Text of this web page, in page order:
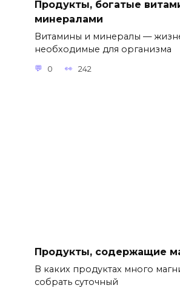
Продукты, богатые
минералами
Витамины и минералы —
необходимые для организма
0 242
Продукты, содержащие
В каких продуктах много
собрать суточный